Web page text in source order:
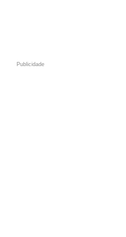
Publicidade